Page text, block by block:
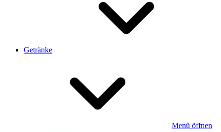
Getränke
Menü öffnen